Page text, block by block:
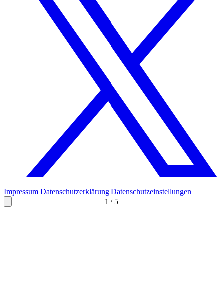
1 / 5
Impressum Datenschutzerklärung Datenschutzeinstellungen